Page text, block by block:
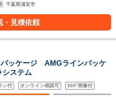
千葉県浦安市
・見積依頼
ッケージ AMGラインパッケ
ステム
ン付 オンライン相談可 360°画像付